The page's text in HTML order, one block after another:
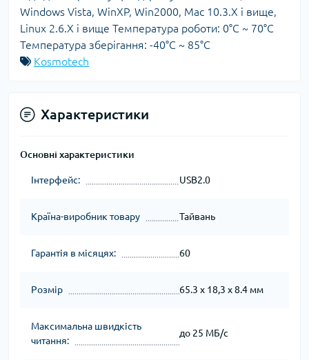
Windows Vista, WinXP, Win2000, Mac 10.3.X і вище,
Linux 2.6.X і вище Температура роботи: 0°C ~ 70°C
Температура зберігання: -40°C ~ 85°C
Kosmotech
Характеристики
Основні характеристики
Інтерфейс: USB2.0
Країна-виробник товару Тайвань
Гарантія в місяцях: 60
Розмір 65.3 x 18,3 x 8.4 мм
Максимальна швидкість
читання:
до 25 МБ/с